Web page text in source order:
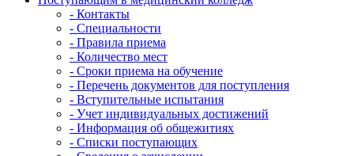
- Контакты
- Специальности
- Правила приема
- Количество мест
- Сроки приема на обучение
- Перечень документов для поступления
- Вступительные испытания
- Учет индивидуальных достижений
- Информация об общежитиях
- Списки поступающих